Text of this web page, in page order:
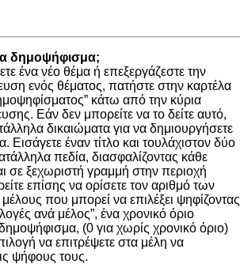
δημοψήφισμα;
ένα νέο θέμα ή επεξεργάζεστε την
ενός θέματος, πατήστε στην καρτέλα
κάτω από την κύρια
Εάν δεν μπορείτε να το δείτε αυτό,
δικαιώματα για να δημιουργήσετε
Εισάγετε έναν τίτλο και τουλάχιστον δύο
πεδία, διασφαλίζοντας κάθε
σε ξεχωριστή γραμμή στην περιοχή
επίσης να ορίσετε τον αριθμό των
που μπορεί να επιλέξει ψηφίζοντας
ανά μέλος”, ένα χρονικό όριο
(0 για χωρίς χρονικό όριο)
να επιτρέψετε στα μέλη να
ψήφους τους.